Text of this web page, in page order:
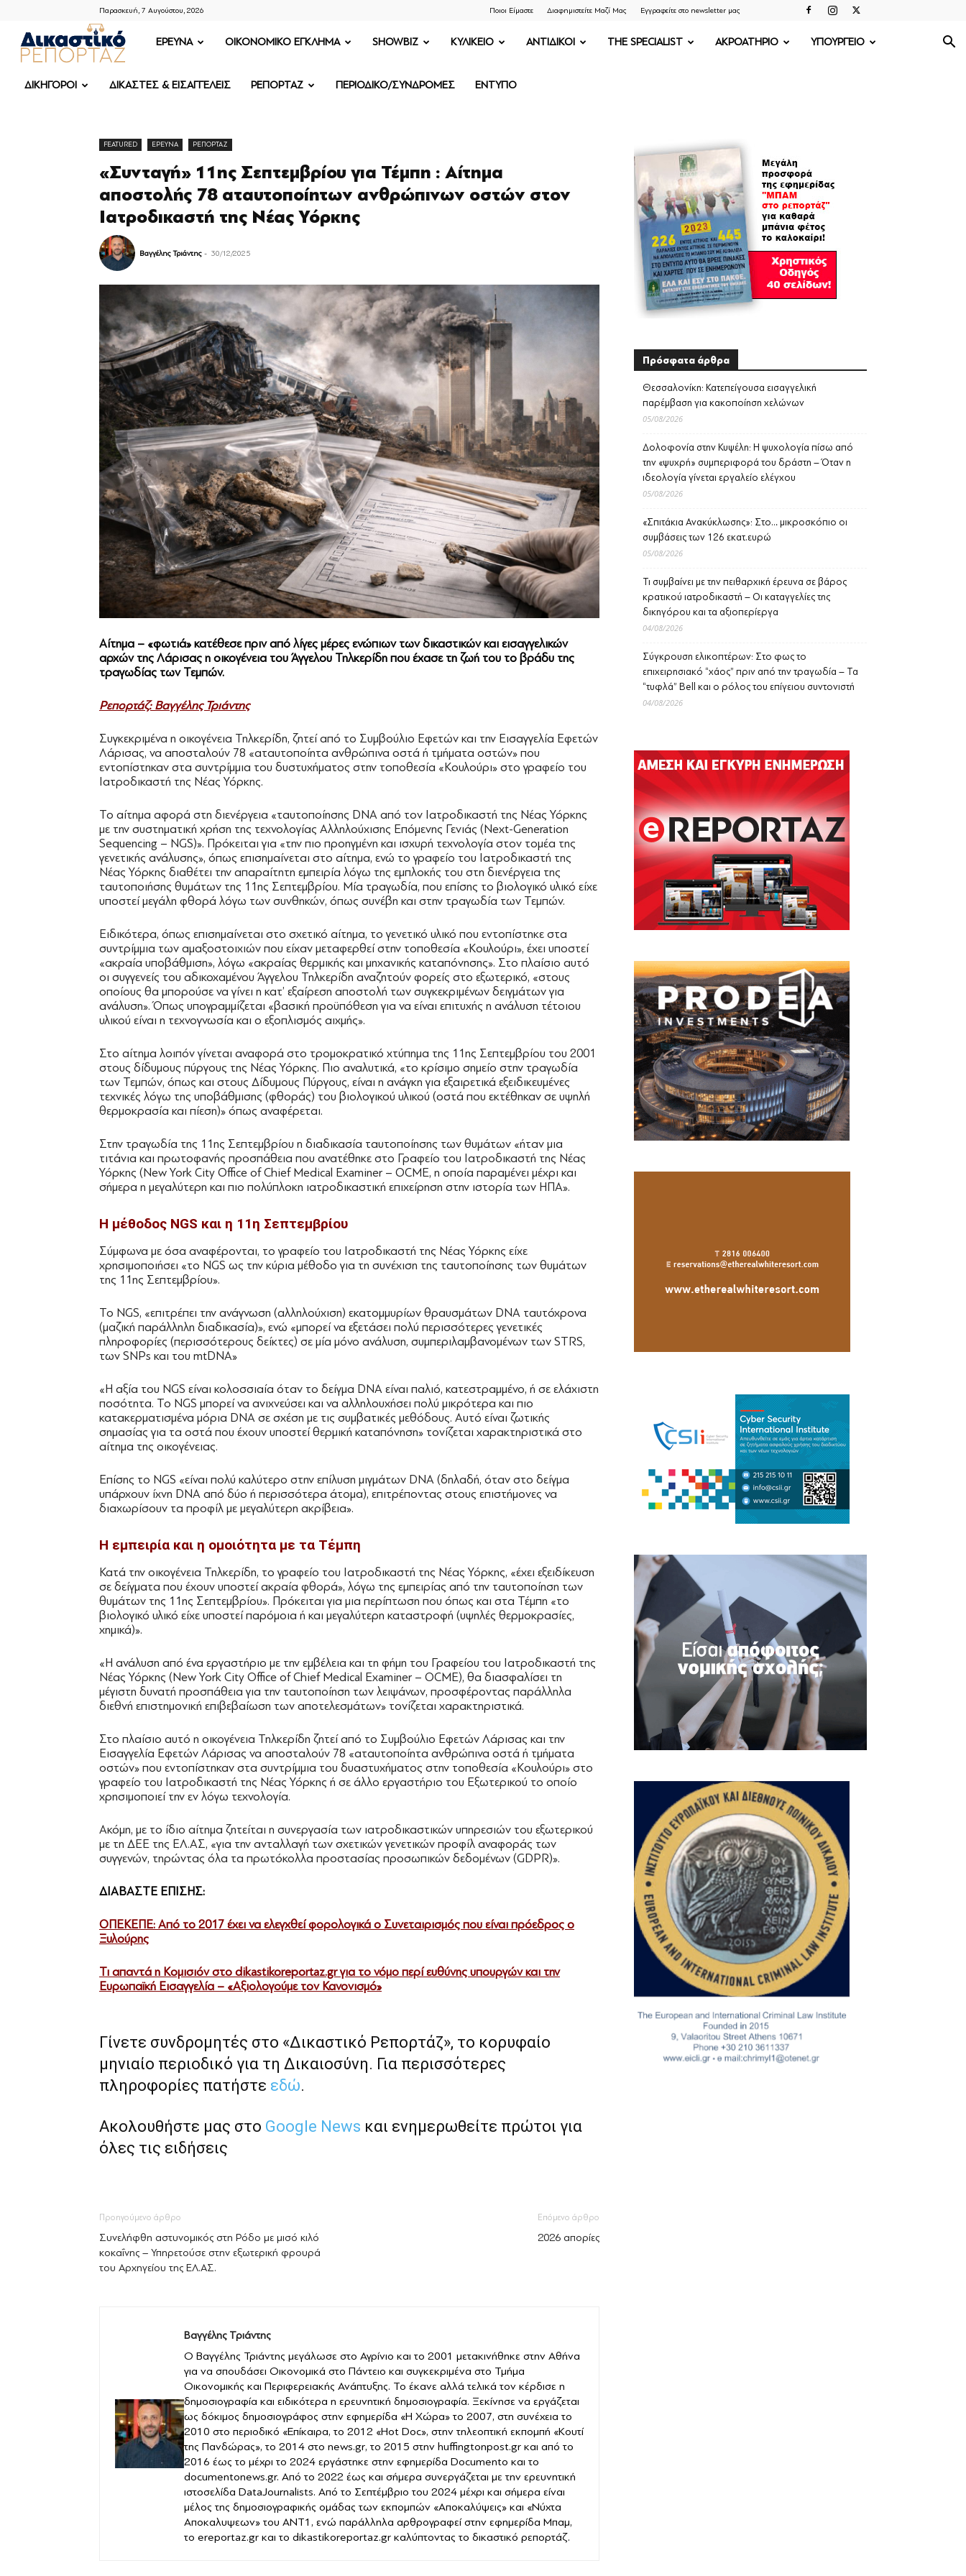
Παρασκευή, 7 Αυγούστου, 2026 Ποιοι Είμαστε Διαφημιστείτε Μαζί Μας Εγγραφείτε στο newsletter μας
ΔΙΚΑΣΤΙΚΟ
ΡΕΠΟΡΤΑΖ
ΕΡΕΥΝΑ OIKONOMIKO ΕΓΚΛΗΜΑ SHOWBIZ ΚΥΛΙΚΕΙΟ ΑΝΤΙΔΙΚΟΙ THE SPECIALIST ΑΚΡΟΑΤΗΡΙΟ ΥΠΟΥΡΓΕΙΟ
ΔΙΚΗΓΟΡΟΙ ΔΙΚΑΣΤΕΣ & ΕΙΣΑΓΓΕΛΕΙΣ ΡΕΠΟΡΤΑΖ ΠΕΡΙΟΔΙΚΟ/ΣΥΝΔΡΟΜΕΣ ΕΝΤΥΠΟ
FEATURED ΕΡΕΥΝΑ ΡΕΠΟΡΤΑΖ
«Συνταγή» 11ης Σεπτεμβρίου για Τέμπη : Αίτημα
αποστολής 78 αταυτοποίητων ανθρώπινων οστών στον
Ιατροδικαστή της Νέας Υόρκης
Βαγγέλης Τριάντης - 30/12/2025
Αίτημα – «φωτιά» κατέθεσε πριν από λίγες μέρες ενώπιων των δικαστικών και εισαγγελικών
αρχών της Λάρισας η οικογένεια του Άγγελου Τηλκερίδη που έχασε τη ζωή του το βράδυ της
τραγωδίας των Τεμπών.
Ρεπορτάζ: Βαγγέλης Τριάντης
Συγκεκριμένα η οικογένεια Τηλκερίδη, ζητεί από το Συμβούλιο Εφετών και την Εισαγγελία Εφετών
Λάρισας, να αποσταλούν 78 «αταυτοποίητα ανθρώπινα οστά ή τμήματα οστών» που
εντοπίστηκαν στα συντρίμμια του δυστυχήματος στην τοποθεσία «Κουλούρι» στο γραφείο του
Ιατροδικαστή της Νέας Υόρκης.
Το αίτημα αφορά στη διενέργεια «ταυτοποίησης DNA από τον Ιατροδικαστή της Νέας Υόρκης
με την συστηματική χρήση της τεχνολογίας Αλληλούχισης Επόμενης Γενιάς (Next-Generation
Sequencing – NGS)». Πρόκειται για «την πιο προηγμένη και ισχυρή τεχνολογία στον τομέα της
γενετικής ανάλυσης», όπως επισημαίνεται στο αίτημα, ενώ το γραφείο του Ιατροδικαστή της
Νέας Υόρκης διαθέτει την απαραίτητη εμπειρία λόγω της εμπλοκής του στη διενέργεια της
ταυτοποιήσης θυμάτων της 11ης Σεπτεμβρίου. Μία τραγωδία, που επίσης το βιολογικό υλικό είχε
υποστεί μεγάλη φθορά λόγω των συνθηκών, όπως συνέβη και στην τραγωδία των Τεμπών.
Ειδικότερα, όπως επισημαίνεται στο σχετικό αίτημα, το γενετικό υλικό που εντοπίστηκε στα
συντρίμμια των αμαξοστοιχιών που είχαν μεταφερθεί στην τοποθεσία «Κουλούρι», έχει υποστεί
«ακραία υποβάθμιση», λόγω «ακραίας θερμικής και μηχανικής καταπόνησης». Στο πλαίσιο αυτό
οι συγγενείς του αδικοχαμένου Άγγελου Τηλκερίδη αναζητούν φορείς στο εξωτερικό, «στους
οποίους θα μπορούσε να γίνει η κατ’ εξαίρεση αποστολή των συγκεκριμένων δειγμάτων για
ανάλυση». Όπως υπογραμμίζεται «βασική προϋπόθεση για να είναι επιτυχής η ανάλυση τέτοιου
υλικού είναι η τεχνογνωσία και ο εξοπλισμός αιχμής».
Στο αίτημα λοιπόν γίνεται αναφορά στο τρομοκρατικό χτύπημα της 11ης Σεπτεμβρίου του 2001
στους δίδυμους πύργους της Νέας Υόρκης. Πιο αναλυτικά, «το κρίσιμο σημείο στην τραγωδία
των Τεμπών, όπως και στους Δίδυμους Πύργους, είναι η ανάγκη για εξαιρετικά εξειδικευμένες
τεχνικές λόγω της υποβάθμισης (φθοράς) του βιολογικού υλικού (οστά που εκτέθηκαν σε υψηλή
θερμοκρασία και πίεση)» όπως αναφέρεται.
Στην τραγωδία της 11ης Σεπτεμβρίου η διαδικασία ταυτοποίησης των θυμάτων «ήταν μια
τιτάνια και πρωτοφανής προσπάθεια που ανατέθηκε στο Γραφείο του Ιατροδικαστή της Νέας
Υόρκης (New York City Office of Chief Medical Examiner – OCME, η οποία παραμένει μέχρι και
σήμερα η μεγαλύτερη και πιο πολύπλοκη ιατροδικαστική επιχείρηση στην ιστορία των ΗΠΑ».
H μέθοδος NGS και η 11η Σεπτεμβρίου
Σύμφωνα με όσα αναφέρονται, το γραφείο του Ιατροδικαστή της Νέας Υόρκης είχε
χρησιμοποιήσει «το NGS ως την κύρια μέθοδο για τη συνέχιση της ταυτοποίησης των θυμάτων
της 11ης Σεπτεμβρίου».
Το NGS, «επιτρέπει την ανάγνωση (αλληλούχιση) εκατομμυρίων θραυσμάτων DNA ταυτόχρονα
(μαζική παράλληλη διαδικασία)», ενώ «μπορεί να εξετάσει πολύ περισσότερες γενετικές
πληροφορίες (περισσότερους δείκτες) σε μία μόνο ανάλυση, συμπεριλαμβανομένων των STRS,
των SNPs και του mtDNA»
«Η αξία του NGS είναι κολοσσιαία όταν το δείγμα DNA είναι παλιό, κατεστραμμένο, ή σε ελάχιστη
ποσότητα. Το NGS μπορεί να ανιχνεύσει και να αλληλουχήσει πολύ μικρότερα και πιο
κατακερματισμένα μόρια DNA σε σχέση με τις συμβατικές μεθόδους. Αυτό είναι ζωτικής
σημασίας για τα οστά που έχουν υποστεί θερμική καταπόνηση» τονίζεται χαρακτηριστικά στο
αίτημα της οικογένειας.
Επίσης το NGS «είναι πολύ καλύτερο στην επίλυση μιγμάτων DNA (δηλαδή, όταν στο δείγμα
υπάρχουν ίχνη DNA από δύο ή περισσότερα άτομα), επιτρέποντας στους επιστήμονες να
διαχωρίσουν τα προφίλ με μεγαλύτερη ακρίβεια».
Η εμπειρία και η ομοιότητα με τα Τέμπη
Κατά την οικογένεια Τηλκερίδη, το γραφείο του Ιατροδικαστή της Νέας Υόρκης, «έχει εξειδίκευση
σε δείγματα που έχουν υποστεί ακραία φθορά», λόγω της εμπειρίας από την ταυτοποίηση των
θυμάτων της 11ης Σεπτεμβρίου». Πρόκειται για μια περίπτωση που όπως και στα Τέμπη «το
βιολογικό υλικό είχε υποστεί παρόμοια ή και μεγαλύτερη καταστροφή (υψηλές θερμοκρασίες,
χημικά)».
«Η ανάλυση από ένα εργαστήριο με την εμβέλεια και τη φήμη του Γραφείου του Ιατροδικαστή της
Νέας Υόρκης (New York City Office of Chief Medical Examiner – OCME), θα διασφαλίσει τη
μέγιστη δυνατή προσπάθεια για την ταυτοποίηση των λειψάνων, προσφέροντας παράλληλα
διεθνή επιστημονική επιβεβαίωση των αποτελεσμάτων» τονίζεται χαρακτηριστικά.
Στο πλαίσιο αυτό η οικογένεια Τηλκερίδη ζητεί από το Συμβούλιο Εφετών Λάρισας και την
Εισαγγελία Εφετών Λάρισας να αποσταλούν 78 «αταυτοποίητα ανθρώπινα οστά ή τμήματα
οστών» που εντοπίστηκαν στα συντρίμμια του δυαστυχήματος στην τοποθεσία «Κουλούρι» στο
γραφείο του Ιατροδικαστή της Νέας Υόρκης ή σε άλλο εργαστήριο του Εξωτερικού το οποίο
χρησιμοποιεί την εν λόγω τεχνολογία.
Ακόμη, με το ίδιο αίτημα ζητείται η συνεργασία των ιατροδικαστικών υπηρεσιών του εξωτερικού
με τη ΔΕΕ της ΕΛ.ΑΣ, «για την ανταλλαγή των σχετικών γενετικών προφίλ αναφοράς των
συγγενών, τηρώντας όλα τα πρωτόκολλα προστασίας προσωπικών δεδομένων (GDPR)».
ΔΙΑΒΑΣΤΕ ΕΠΙΣΗΣ:
ΟΠΕΚΕΠΕ: Από το 2017 έχει να ελεγχθεί φορολογικά ο Συνεταιρισμός που είναι πρόεδρος ο
Ξυλούρης
Τι απαντά η Κομισιόν στο dikastikoreportaz.gr για το νόμο περί ευθύνης υπουργών και την
Ευρωπαϊκή Εισαγγελία – «Αξιολογούμε τον Κανονισμό»
Γίνετε συνδρομητές στο «Δικαστικό Ρεπορτάζ», το κορυφαίο
μηνιαίο περιοδικό για τη Δικαιοσύνη. Για περισσότερες
πληροφορίες πατήστε εδώ.
Ακολουθήστε μας στο Google News και ενημερωθείτε πρώτοι για
όλες τις ειδήσεις
Προηγούμενο άρθρο
Συνελήφθη αστυνομικός στη Ρόδο με μισό κιλό
κοκαΐνης – Υπηρετούσε στην εξωτερική φρουρά
του Αρχηγείου της ΕΛ.ΑΣ.
Επόμενο άρθρο
2026 απορίες
Βαγγέλης Τριάντης
Ο Βαγγέλης Τριάντης μεγάλωσε στο Αγρίνιο και το 2001 μετακινήθηκε στην Αθήνα
για να σπουδάσει Οικονομικά στο Πάντειο και συγκεκριμένα στο Τμήμα
Οικονομικής και Περιφερειακής Ανάπτυξης. Το έκανε αλλά τελικά τον κέρδισε η
δημοσιογραφία και ειδικότερα η ερευνητική δημοσιογραφία. Ξεκίνησε να εργάζεται
ως δόκιμος δημοσιογράφος στην εφημερίδα «Η Χώρα» το 2007, στη συνέχεια το
2010 στο περιοδικό «Επίκαιρα, το 2012 «Hot Doc», στην τηλεοπτική εκπομπή «Κουτί
της Πανδώρας», το 2014 στο news.gr, το 2015 στην huffingtonpost.gr και από το
2016 έως το μέχρι το 2024 εργάστηκε στην εφημερίδα Documento και το
documentonews.gr. Από το 2022 έως και σήμερα συνεργάζεται με την ερευνητική
ιστοσελίδα DataJournalists. Από το Σεπτέμβριο του 2024 μέχρι και σήμερα είναι
μέλος της δημοσιογραφικής ομάδας των εκπομπών «Αποκαλύψεις» και «Νύχτα
Αποκαλυψεων» του ANT1, ενώ παράλληλα αρθρογραφεί στην εφημερίδα Μπαμ,
το ereportaz.gr και το dikastikoreportaz.gr καλύπτοντας το δικαστικό ρεπορτάζ.
Πρόσφατα άρθρα
Θεσσαλονίκη: Κατεπείγουσα εισαγγελική
παρέμβαση για κακοποίηση χελώνων
05/08/2026
Δολοφονία στην Κυψέλη: Η ψυχολογία πίσω από
την «ψυχρή» συμπεριφορά του δράστη – Όταν η
ιδεολογία γίνεται εργαλείο ελέγχου
05/08/2026
«Σπιτάκια Ανακύκλωσης»: Στο… μικροσκόπιο οι
συμβάσεις των 126 εκατ.ευρώ
05/08/2026
Τι συμβαίνει με την πειθαρχική έρευνα σε βάρος
κρατικού ιατροδικαστή – Οι καταγγελίες της
δικηγόρου και τα αξιοπερίεργα
04/08/2026
Σύγκρουση ελικοπτέρων: Στο φως το
επιχειρησιακό “χάος” πριν από την τραγωδία – Τα
“τυφλά” Bell και ο ρόλος του επίγειου συντονιστή
04/08/2026